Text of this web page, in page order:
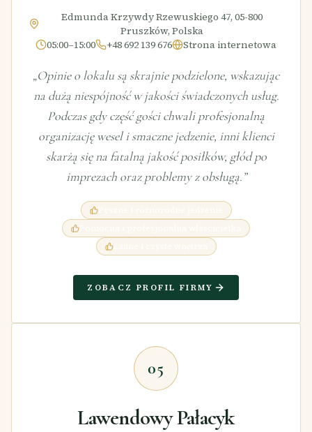
Edmunda Krzywdy Rzewuskiego 47, 05-800
Pruszków, Polska
05:00–15:00
+48 692 139 676 Strona internetowa
„Opinie o lokalu są skrajnie podzielone, wskazując
na dużą niespójność w jakości świadczonych usług.
Podczas gdy część gości chwali profesjonalną
organizację wesel i smaczne jedzenie, inni klienci
skarżą się na fatalną jakość posiłków, głód po
imprezach oraz problemy z obsługą.”
Pyszne i różnorodne jedzenie
Ładne i czyste wnętrza
ZOBACZ PROFIL FIRMY
05
Lawendowy Pałacyk